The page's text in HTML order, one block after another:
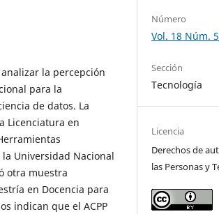
la percepción
para la
de datos. La
Licenciatura en
Universidad Nacional
otra muestra
en Docencia para
indican que el ACPP
Número
Vol. 18 Núm.
Sección
Tecnología
Licencia
Derechos de
las Personas y